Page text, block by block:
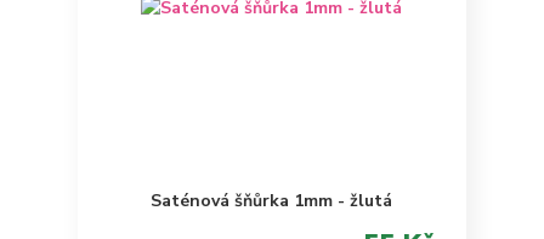
Saténová šňůrka 1mm - žlutá